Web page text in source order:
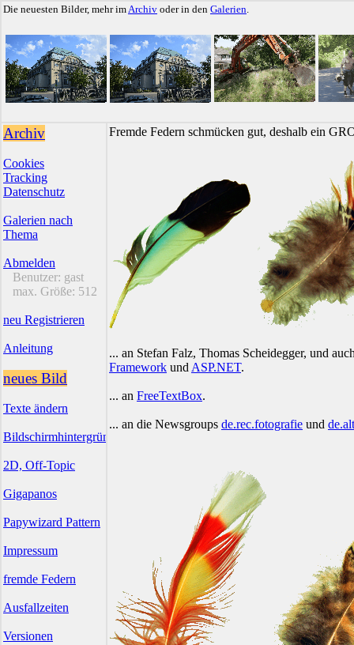
Die neuesten Bilder, mehr imArchiv oder in den Galerien.
Archiv
Cookies
Tracking
Datenschutz
Galerien nach
Thema
Abmelden
Benutzer: gast
max. Größe: 512
neu Registrieren
Anleitung
neues Bild
Texte ändern
Bildschirmhintergründe
2D, Off-Topic
Gigapanos
Papywizard Pattern
Impressum
fremde Federn
Ausfallzeiten
Versionen
Fremde Federn schmücken gut, deshalb ein
... an Stefan Falz, Thomas Scheidegger, und
Framework und ASP.NET.
... an FreeTextBox.
... an die Newsgroups de.rec.fotografie und